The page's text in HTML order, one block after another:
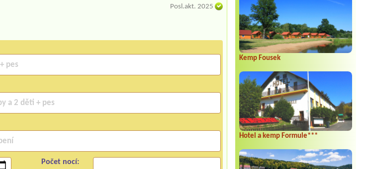
Kemp Fousek
Hotel a kemp Formule***
Posl.akt. 2025
Počet nocí: